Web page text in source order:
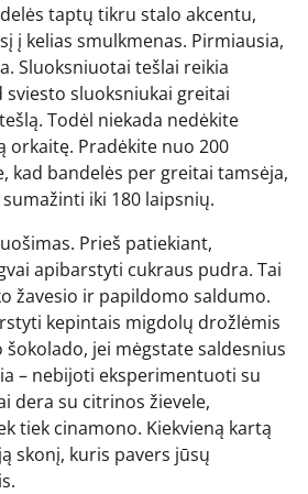
taptų tikru stalo akcentu,
į kelias smulkmenas. Pirmiausia,
Sluoksniuotai tešlai reikia
sviesto sluoksniukai greitai
Todėl niekada nedėkite
orkaitę. Pradėkite nuo 200
kad bandelės per greitai tamsėja,
iki 180 laipsnių.
Prieš patiekiant,
apibarstyti cukraus pudra. Tai
žavesio ir papildomo saldumo.
kepintais migdolų drožlėmis
jei mėgstate saldesnius
– nebijoti eksperimentuoti su
dera su citrinos žievele,
tiek cinamono. Kiekvieną kartą
skonį, kuris pavers jūsų